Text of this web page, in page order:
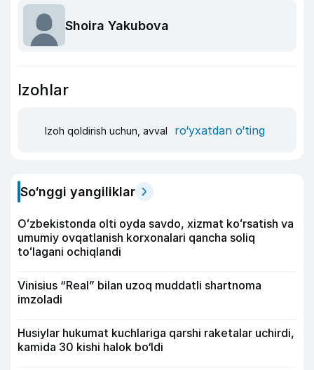
Shoira Yakubova
Izohlar
Izoh qoldirish uchun, avval ro‘yxatdan o‘ting
So‘nggi yangiliklar
Oʻzbekistonda olti oyda savdo, xizmat koʻrsatish va
umumiy ovqatlanish korxonalari qancha soliq
toʻlagani ochiqlandi
Vinisius “Real” bilan uzoq muddatli shartnoma
imzoladi
Husiylar hukumat kuchlariga qarshi raketalar uchirdi,
kamida 30 kishi halok bo‘ldi